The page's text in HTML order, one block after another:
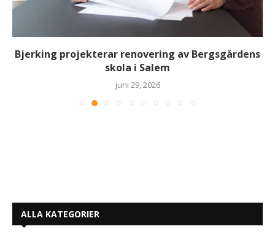
Bjerking projekterar renovering av Bergsgårdens
skola i Salem
juni 29, 2026
ALLA KATEGORIER